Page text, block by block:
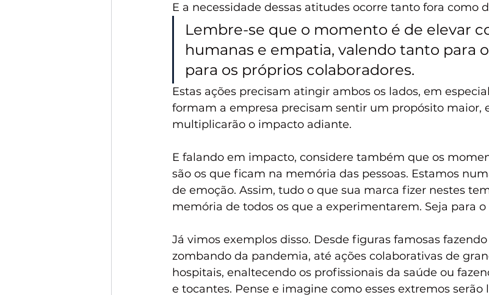
E a necessidade dessas atitudes ocorre tanto fora como
Lembre-se que o momento é de elevar
humanas e empatia, valendo tanto para
para os próprios colaboradores.
Estas ações precisam atingir ambos os lados, em
formam a empresa precisam sentir um propósito maior,
multiplicarão o impacto adiante.
E falando em impacto, considere também que os
são os que ficam na memória das pessoas. Estamos
de emoção. Assim, tudo o que sua marca fizer nestes
memória de todos os que a experimentarem. Seja para
Já vimos exemplos disso. Desde figuras famosas
zombando da pandemia, até ações colaborativas de
hospitais, enaltecendo os profissionais da saúde ou
e tocantes. Pense e imagine como esses extremos serão